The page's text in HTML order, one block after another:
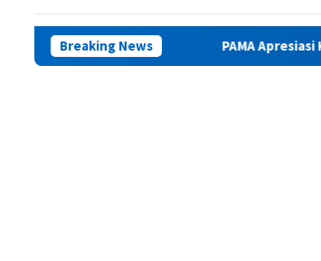
Breaking NewsPAMA Apresiasi Kinerja Positif